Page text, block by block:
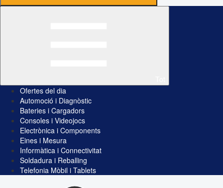
Ofertes del dia
Automoció i Diagnòstic
Bateries i Cargadors
Consoles i Videojocs
Electrònica i Components
Eines i Mesura
Informàtica i Connectivitat
Soldadura i Reballing
Telefonia Mòbil i Tablets